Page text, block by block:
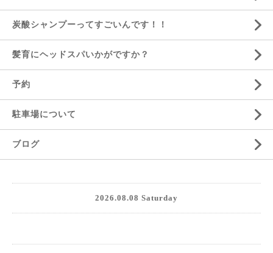
炭酸シャンプーってすごいんです！！
髪育にヘッドスパいかがですか？
予約
駐車場について
ブログ
2026.08.08 Saturday